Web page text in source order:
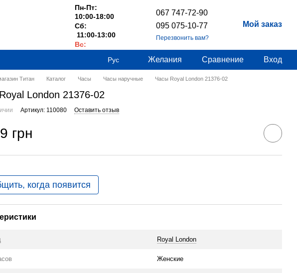
Пн-Пт:
10:00-18:00
Сб:
11:00-13:00
Вс:
067 747-72-90
095 075-10-77
Перезвонить вам?
Мой заказ
Рус Желания Сравнение Вход
Титан Каталог Часы Часы наручные Часы Royal London 21376-02
London 21376-02
Артикул: 110080 Оставить отзыв
грн
когда появится
Royal London
Женские